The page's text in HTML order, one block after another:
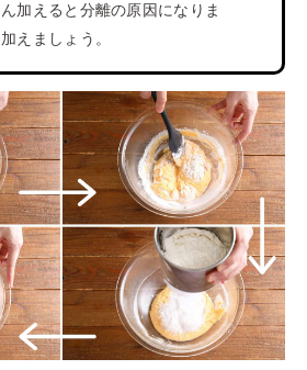
加えると分離の原因になりま
えましょう。